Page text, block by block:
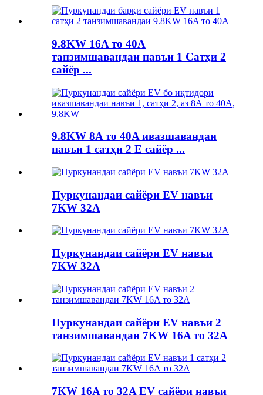
9.8KW 16A то 40A
танзимшавандаи навъи 1 Сатҳи 2
сайёр ...
9.8KW 8A то 40A ивазшавандаи
навъи 1 сатҳи 2 E сайёр ...
Пуркунандаи сайёри EV навъи
7KW 32A
Пуркунандаи сайёри EV навъи
7KW 32A
Пуркунандаи сайёри EV навъи 2
танзимшавандаи 7KW 16A то 32A
7KW 16A то 32A EV сайёри навъи